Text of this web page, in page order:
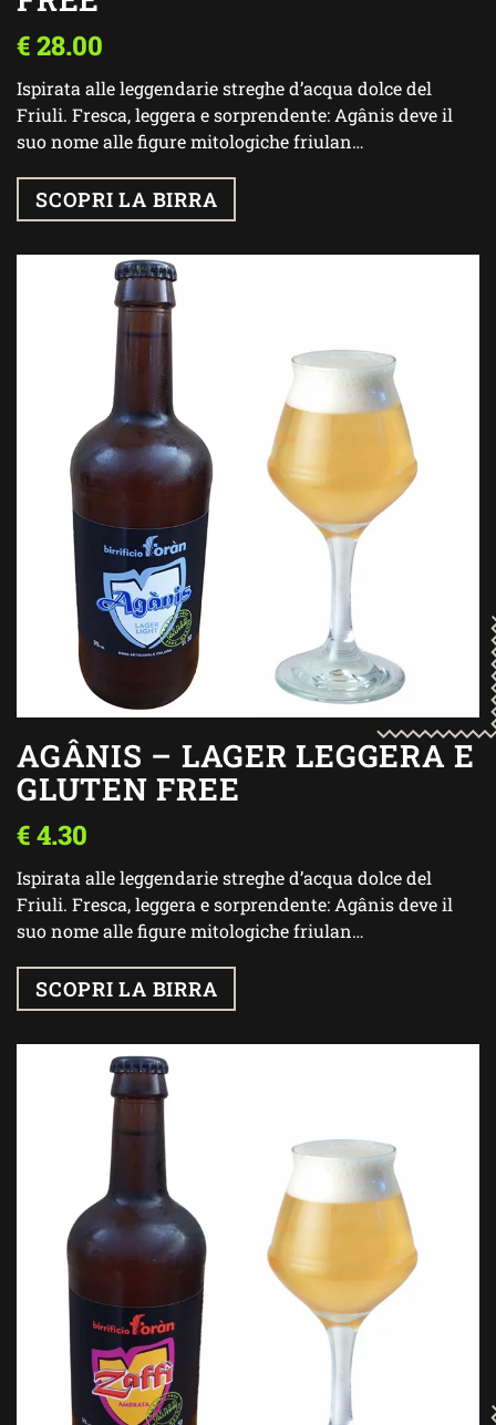
€28.00
Ispirata alle leggendarie streghe d’acqua dolce del
Friuli. Fresca, leggera e sorprendente: Agânis deve il
suo nome alle figure mitologiche friulan…
SCOPRI LA BIRRA
AGÂNIS – LAGER LEGGERA E
GLUTEN FREE
€4.30
Ispirata alle leggendarie streghe d’acqua dolce del
Friuli. Fresca, leggera e sorprendente: Agânis deve il
suo nome alle figure mitologiche friulan…
SCOPRI LA BIRRA